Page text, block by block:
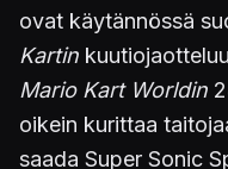
ovat käytännössä
Kartin
Mario Kart Worldin
oikein kurittaa
saada Super Sonic